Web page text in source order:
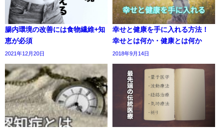
腸内環境の改善には食物繊維+知
恵が必須
2021年12月20日
幸せと健康を手に入れる方法！
幸せとは何か・健康とは何か
2018年9月14日